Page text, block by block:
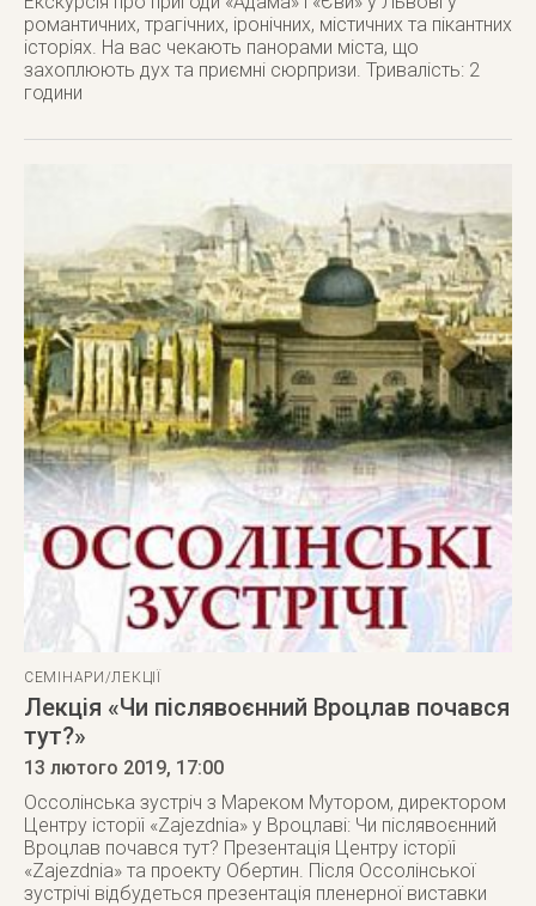
романтичних, трагічних, іронічних, містичних та пікантних
історіях. На вас чекають панорами міста, що
захоплюють дух та приємні сюрпризи. Тривалість: 2
години
СЕМІНАРИ/ЛЕКЦІЇ
Лекція «Чи післявоєнний Вроцлав почався
тут?»
13 лютого 2019, 17:00
Оссолінськa зустріч з Мареком Мутором, директором
Центру історїі «Zajezdnia» у Вроцлаві: Чи післявоєнний
Вроцлав почався тут? Презентація Центру історїі
«Zajezdnia» та проекту Обертин. Після Оссолінської
зустрічі відбудеться презентація пленерної виставки